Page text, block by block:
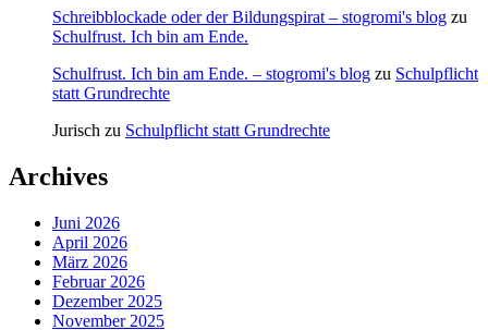
Schreibblockade oder der Bildungspirat – stogromi's blog zu
Schulfrust. Ich bin am Ende.
Schulfrust. Ich bin am Ende. – stogromi's blog zu Schulpflicht
statt Grundrechte
Jurisch zu Schulpflicht statt Grundrechte
Archives
Juni 2026
April 2026
März 2026
Februar 2026
Dezember 2025
November 2025